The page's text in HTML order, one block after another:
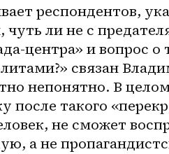
респондентов,
ли не с
центра» и вопрос
связан
непонятно. В
после такого
не сможет
а не